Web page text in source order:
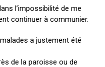
l’impossibilité de me
continuer à communier.
a justement été
de la paroisse ou de